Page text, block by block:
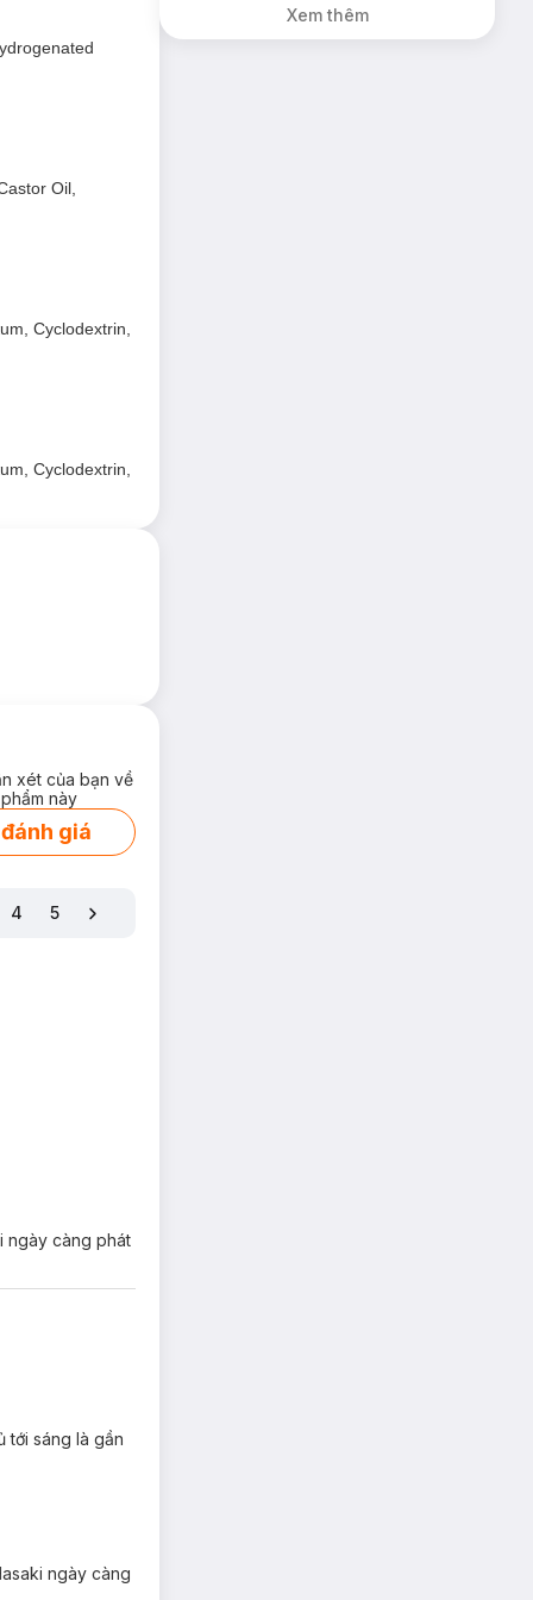
Oil,
Cyclodextrin,
Cyclodextrin,
xét của bạn về
này
giá
4 5
ngày càng phát
tới sáng là gần
ngày càng
giá 50K (SL có
Xem thêm